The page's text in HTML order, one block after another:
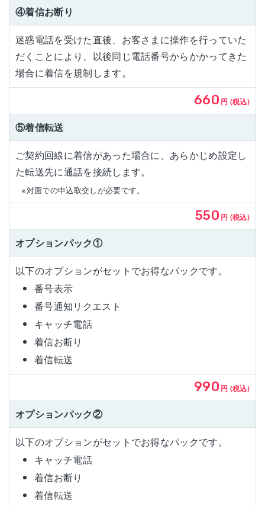
④着信お断り
迷惑電話を受けた直後、お客さまに操作を行っていた
だくことにより、以後同じ電話番号からかかってきた
場合に着信を規制します。
660 円 (税込)
⑤着信転送
ご契約回線に着信があった場合に、あらかじめ設定し
た転送先に通話を接続します。
※対面での申込取交しが必要です。
550 円 (税込)
オプションパック①
以下のオプションがセットでお得なパックです。
番号表示
番号通知リクエスト
キャッチ電話
着信お断り
着信転送
990 円 (税込)
オプションパック②
以下のオプションがセットでお得なパックです。
キャッチ電話
着信お断り
着信転送